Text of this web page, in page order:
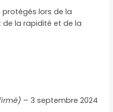
lors de la
de la rapidité et de la
– 3 septembre 2024